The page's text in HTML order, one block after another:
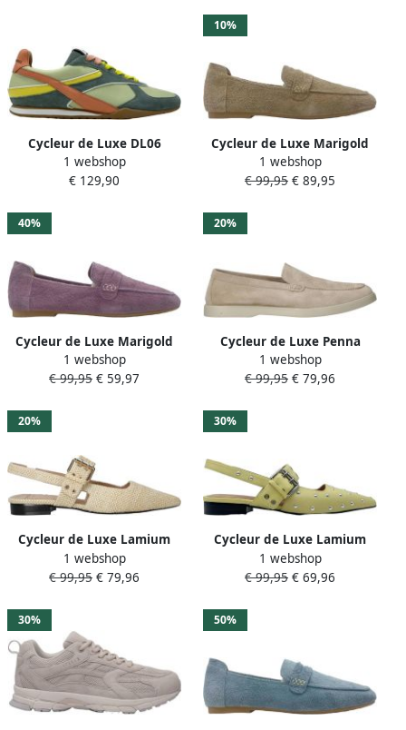
Cycleur de Luxe DL06
sneakers groen
1 webshop
€ 129,90
10%
Cycleur de Luxe Marigold
suède loafers beige
1 webshop
€ 99,95 € 89,95
40%
Cycleur de Luxe Marigold
suède loafers paars
1 webshop
€ 99,95 € 59,97
20%
Cycleur de Luxe Penna
suède loafers beige
1 webshop
€ 99,95 € 79,96
20%
Cycleur de Luxe Lamium
slingback loafers beige
1 webshop
€ 99,95 € 79,96
30%
Cycleur de Luxe Lamium
leren slingback loafers met
studs limegroen
1 webshop
€ 99,95 € 69,96
30% 50%